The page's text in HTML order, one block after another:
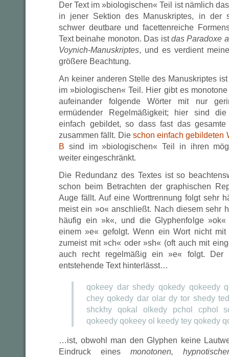
Der Text im »biologischen« Teil ist nämlich
in jener Sektion des Manuskriptes, in der
schwer deutbare und facettenreiche
Text beinahe monoton. Das istdas Paradoxe
Voynich-Manuskriptes, und es verdient
größere Beachtung.
An keiner anderen Stelle des Manuskriptes
im »biologischen« Teil. Hier gibt es
aufeinander folgende Wörter mit nur
ermüdender Regelmäßigkeit; hier sind
einfach gebildet, so dass fast das
zusammen fällt. Die schon einfach gebildeten
B sind im »biologischen« Teil in ihren
weiter eingeschränkt.
Die Redundanz des Textes ist so
schon beim Betrachten der graphischen
Auge fällt. Auf eine Worttrennung folgt sehr
meist ein »o« anschließt. Nach diesem sehr
häufig ein »k«, und die Glyphenfolge
einem »e« gefolgt. Wenn ein Wort nicht
zumeist mit »ch« oder »sh« (oft auch mit
auch recht regelmäßig ein »e« folgt. Der
entstehende Text hinterlässt…
qokeey dar shedy qokedy qokeedy
chey qokedy dar olar dy tor shedy
shckhy qokal olkedy pchol cphol
qokeedy qokeey ol keedy tey qokedy
…ist, obwohl man den Glyphen keine
Eindruck eines monotonen,